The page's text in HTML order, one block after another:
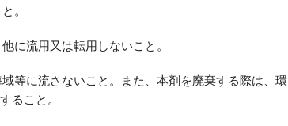
。
に流用又は転用しないこと。
等に流さないこと。また、本剤を廃棄する際は、環
ること。